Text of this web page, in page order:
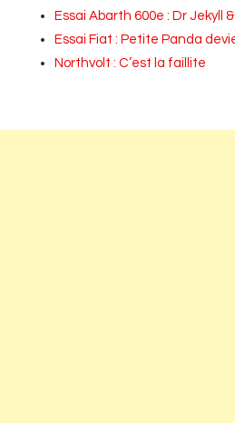
Essai Abarth 600e : Dr Jekyll
Essai Fiat : Petite Panda
Northvolt : C’est la faillite